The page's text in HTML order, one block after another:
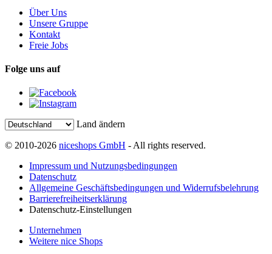
Über Uns
Unsere Gruppe
Kontakt
Freie Jobs
Folge uns auf
Land ändern
© 2010-2026 niceshops GmbH - All rights reserved.
Impressum und Nutzungsbedingungen
Datenschutz
Allgemeine Geschäftsbedingungen und Widerrufsbelehrung
Barrierefreiheitserklärung
Datenschutz-Einstellungen
Unternehmen
Weitere nice Shops